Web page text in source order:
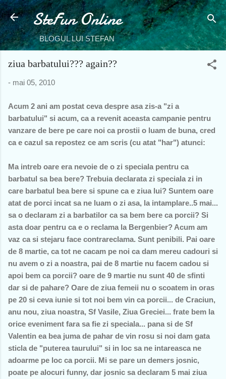
Treceți la conținutul principal
SteFun Online
BLOGUL LUI STEFAN
ziua barbatului??? again??
- mai 05, 2010
Acum 2 ani am postat ceva despre asa zis-a "zi a
barbatului" si acum, ca a revenit aceasta campanie pentru
vanzare de bere pe care noi ca prostii o luam de buna, cred
ca e cazul sa repostez ce am scris (cu atat "har") atunci:
Ma intreb oare era nevoie de o zi speciala pentru ca
barbatul sa bea bere? Trebuia declarata zi speciala zi in
care barbatul bea bere si spune ca e ziua lui? Suntem oare
atat de porci incat sa ne luam o zi asa, la intamplare..5 mai...
sa o declaram zi a barbatilor ca sa bem bere ca porcii? Si
asta doar pentru ca e o reclama la Bergenbier? Acum am
vaz ca si stejaru face contrareclama. Sunt penibili. Pai oare
de 8 martie, ca tot ne cacam pe noi ca dam mereu cadouri si
nu avem o zi a noastra, pai de 8 martie nu facem cadou si
apoi bem ca porcii? oare de 9 martie nu sunt 40 de sfinti
dar si de pahare? Oare de ziua femeii nu o scoatem in oras
pe 20 si ceva iunie si tot noi bem vin ca porcii... de Craciun,
anu nou, ziua noastra, Sf Vasile, Ziua Greciei... frate bem la
orice eveniment fara sa fie zi speciala... pana si de Sf
Valentin ea bea juma de pahar de vin rosu si noi dam gata
sticla de "puterea taurului" si in loc sa ne intareasca ne
adoarme pe loc ca porcii. Mi se pare un demers josnic,
poate pe alocuri funny, dar josnic sa declaram 5 mai ziua